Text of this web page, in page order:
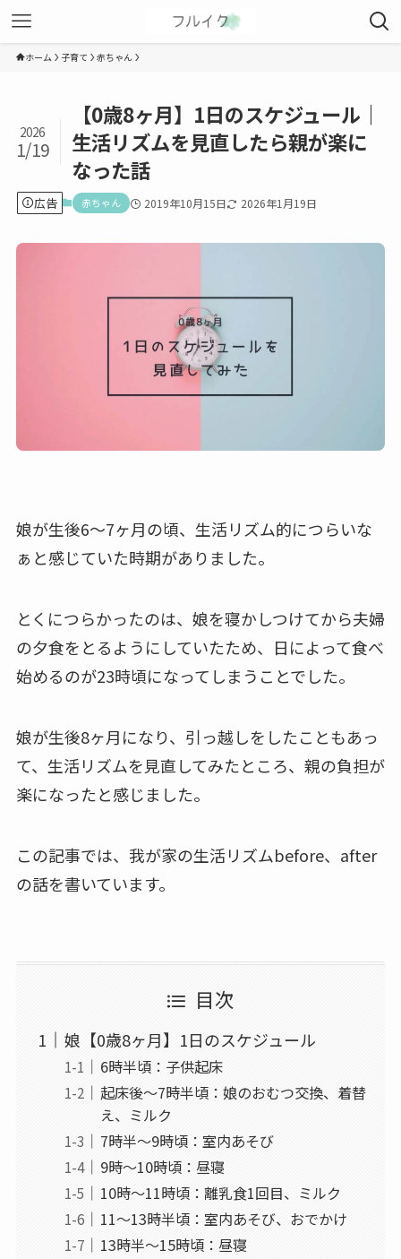
ホーム 子育て 赤ちゃん
【0歳8ヶ月】1日のスケジュール｜
生活リズムを見直したら親が楽に
なった話
2026
1/19
広告 赤ちゃん 2019年10月15日 2026年1月19日
娘が生後6～7ヶ月の頃、生活リズム的につらいな
ぁと感じていた時期がありました。
とくにつらかったのは、娘を寝かしつけてから夫婦
の夕食をとるようにしていたため、日によって食べ
始めるのが23時頃になってしまうことでした。
娘が生後8ヶ月になり、引っ越しをしたこともあっ
て、生活リズムを見直してみたところ、親の負担が
楽になったと感じました。
この記事では、我が家の生活リズムbefore、after
の話を書いています。
目次
娘【0歳8ヶ月】1日のスケジュール
6時半頃：子供起床
起床後～7時半頃：娘のおむつ交換、着替
え、ミルク
7時半～9時頃：室内あそび
9時～10時頃：昼寝
10時～11時頃：離乳食1回目、ミルク
11～13時半頃：室内あそび、おでかけ
13時半～15時頃：昼寝